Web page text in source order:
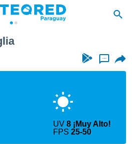
...
UV8 ¡Muy Alto!
FPS25-50